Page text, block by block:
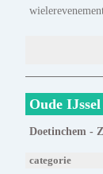
Oude
Doetinchem -
categorie